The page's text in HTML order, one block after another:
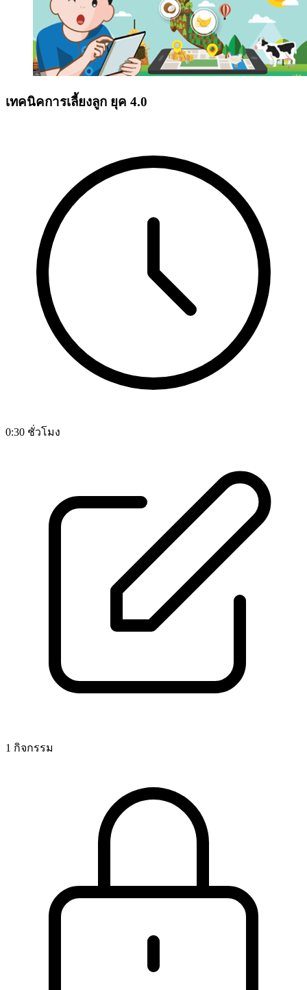
เทคนิคการเลี้ยงลูก ยุค 4.0
0:30 ชั่วโมง
1 กิจกรรม